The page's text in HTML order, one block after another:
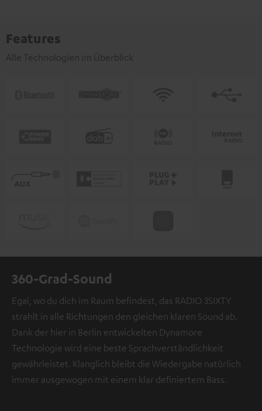
Features
Alle Technologien im Überblick
360-Grad-Sound
Egal, wo du dich im Raum befindest, das RADIO 3SIXTY
strahlt in alle Richtungen den gleichen klaren Sound ab.
Dank der hier in Berlin entwickelten Dynamore
Technologie wird eine beste Sprachverständlichkeit
gewährleistet. Klanglich bleibt die Wiedergabe natürlich
immer ausgewogen mit einem klar definiertem Bass.